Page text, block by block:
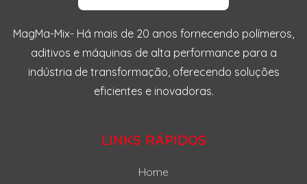
MagMa-Mix- Há mais de 20 anos fornecendo polímeros,
aditivos e máquinas de alta performance para a
indústria de transformação, oferecendo soluções
eficientes e inovadoras.
LINKS RÁPIDOS
Home